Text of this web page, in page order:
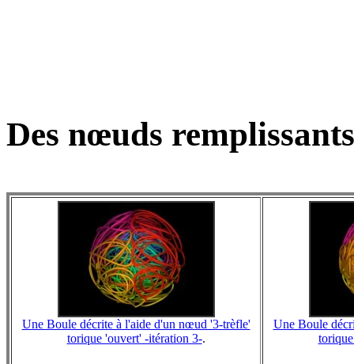
Des nœuds
Une Boule décrite à l'aide d'un nœud '3-trèfle'
torique 'ouvert' -itération 3-.
Une Boule